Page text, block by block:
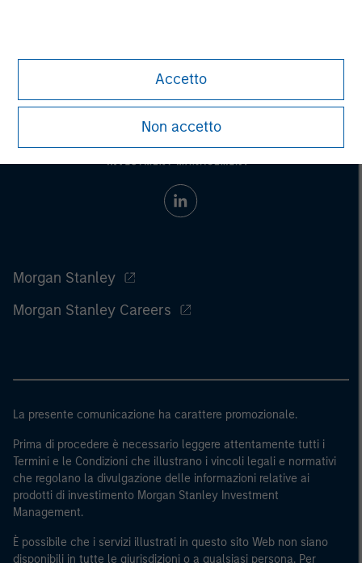
Accetto
Non accetto
Morgan Stanley
Morgan Stanley Careers
La presente comunicazione ha carattere promozionale.
Prima di procedere è necessario leggere attentamente tutti i
Termini e le Condizioni che illustrano i vincoli legali e normativi
che regolano la divulgazione delle informazioni relative ai
prodotti di investimento Morgan Stanley Investment
Management.
È possibile che i servizi illustrati in questo sito Web non siano
disponibili in tutte le giurisdizioni o a qualsiasi persona. Per